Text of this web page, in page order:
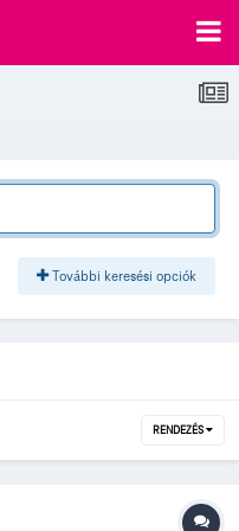
További keresési opciók
RENDEZÉS